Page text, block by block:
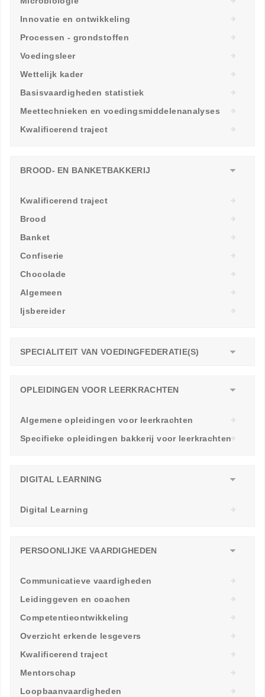
Innovatie en ontwikkeling
Processen - grondstoffen
Voedingsleer
Wettelijk kader
Basisvaardigheden statistiek
Meettechnieken en voedingsmiddelenanalyses
Kwalificerend traject
BROOD- EN BANKETBAKKERIJ
Kwalificerend traject
Brood
Banket
Confiserie
Chocolade
Algemeen
Ijsbereider
SPECIALITEIT VAN VOEDINGFEDERATIE(S)
OPLEIDINGEN VOOR LEERKRACHTEN
Algemene opleidingen voor leerkrachten
Specifieke opleidingen bakkerij voor leerkrachten
DIGITAL LEARNING
Digital Learning
PERSOONLIJKE VAARDIGHEDEN
Communicatieve vaardigheden
Leidinggeven en coachen
Competentieontwikkeling
Overzicht erkende lesgevers
Kwalificerend traject
Mentorschap
Loopbaanvaardigheden